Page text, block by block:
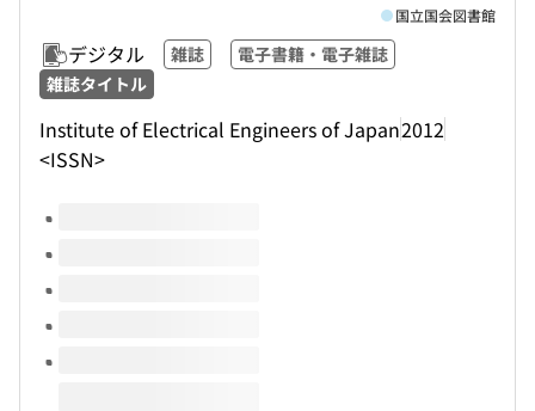
デジタル 雑誌
電子書籍・電子雑誌
雑誌タイトル
Institute of Electrical Engineers of Japan2012
<ISSN>
国立国会図書館
このタイトルの巻号